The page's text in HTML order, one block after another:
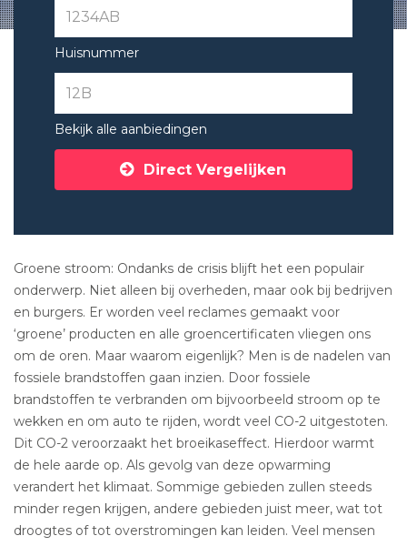
Huisnummer
Bekijk alle aanbiedingen
Direct Vergelijken
Groene stroom: Ondanks de crisis blijft het een populair
onderwerp. Niet alleen bij overheden, maar ook bij bedrijven
en burgers. Er worden veel reclames gemaakt voor
‘groene’ producten en alle groencertificaten vliegen ons
om de oren. Maar waarom eigenlijk? Men is de nadelen van
fossiele brandstoffen gaan inzien. Door fossiele
brandstoffen te verbranden om bijvoorbeeld stroom op te
wekken en om auto te rijden, wordt veel CO-2 uitgestoten.
Dit CO-2 veroorzaakt het broeikaseffect. Hierdoor warmt
de hele aarde op. Als gevolg van deze opwarming
verandert het klimaat. Sommige gebieden zullen steeds
minder regen krijgen, andere gebieden juist meer, wat tot
droogtes of tot overstromingen kan leiden. Veel mensen